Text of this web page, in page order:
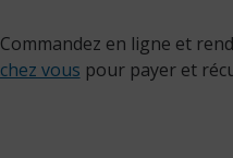
Commandez en ligne et
chez vous pour payer et